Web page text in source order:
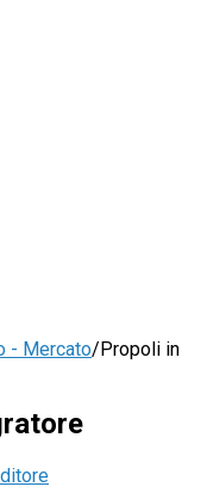
- Mercato/ Propoli in